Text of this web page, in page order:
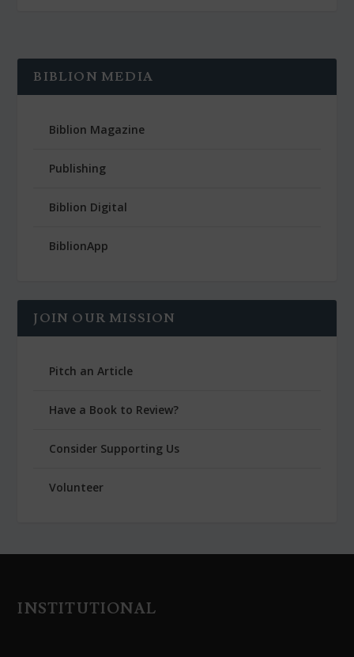
BIBLION MEDIA
Biblion Magazine
Publishing
Biblion Digital
BiblionApp
JOIN OUR MISSION
Pitch an Article
Have a Book to Review?
Consider Supporting Us
Volunteer
INSTITUTIONAL